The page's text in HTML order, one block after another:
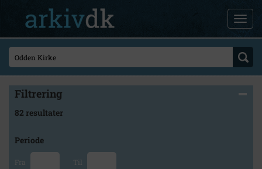
Filtrering
82 resultater
Periode
Fra Til